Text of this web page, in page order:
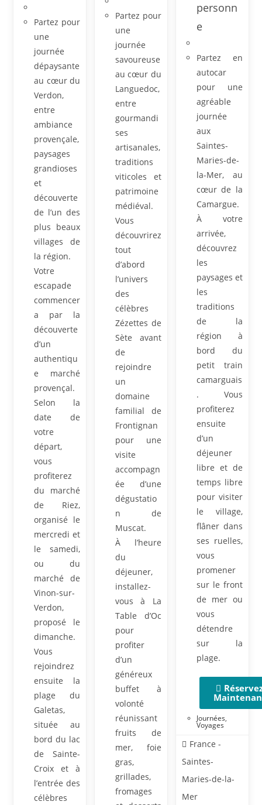
Partez pour
une
journée
dépaysante
au cœur du
Verdon,
entre
ambiance
provençale,
paysages
grandioses
et
découverte
de l’un des
plus beaux
villages de
la région.
Votre
escapade
commencer
a par la
découverte
d’un
authentiqu
e marché
provençal.
Selon la
date de
votre
départ,
vous
profiterez
du marché
de Riez,
organisé le
mercredi et
le samedi,
ou du
marché de
Vinon-sur-
Verdon,
proposé le
dimanche.
Vous
rejoindrez
ensuite la
plage du
Galetas,
située au
bord du lac
de Sainte-
Croix et à
l’entrée des
célèbres
Partez pour
une
journée
savoureuse
au cœur du
Languedoc,
entre
gourmandi
ses
artisanales,
traditions
viticoles et
patrimoine
médiéval.
Vous
découvrirez
tout
d’abord
l’univers
des
célèbres
Zézettes de
Sète avant
de
rejoindre
un
domaine
familial de
Frontignan
pour une
visite
accompagn
ée d’une
dégustatio
n de
Muscat.
À l’heure
du
déjeuner,
installez-
vous à La
Table d’Oc
pour
profiter
d’un
généreux
buffet à
volonté
réunissant
fruits de
mer, foie
gras,
grillades,
fromages
personn
e
Partez en
autocar
pour une
agréable
journée
aux
Saintes-
Maries-de-
la-Mer, au
cœur de la
Camargue.
À votre
arrivée,
découvrez
les
paysages et
les
traditions
de la
région à
bord du
petit train
camarguais
. Vous
profiterez
ensuite
d’un
déjeuner
libre et de
temps libre
pour visiter
le village,
flâner dans
ses ruelles,
vous
promener
sur le front
de mer ou
vous
détendre
sur la
plage.
Journées,
Voyages
France -
Saintes-
Maries-de-la-
Mer